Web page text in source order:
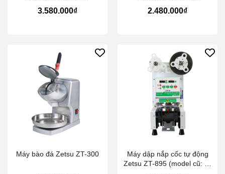
3.580.000₫ 2.480.000₫
Máy bào đá Zetsu ZT-300
Máy dập nắp cốc tự động
Zetsu ZT-895 (model cũ: Z-